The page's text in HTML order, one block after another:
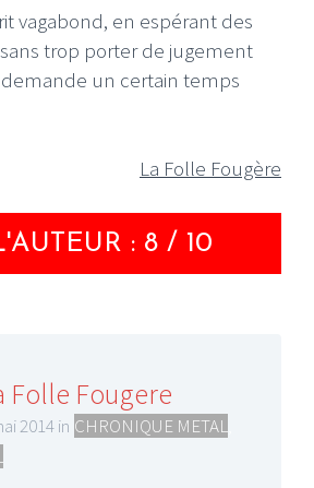
vagabond, en espérant des
trop porter de jugement
un certain temps
La Folle Fougère
: 8 / 10
Folle Fougere
2014 in CHRONIQUE METAL